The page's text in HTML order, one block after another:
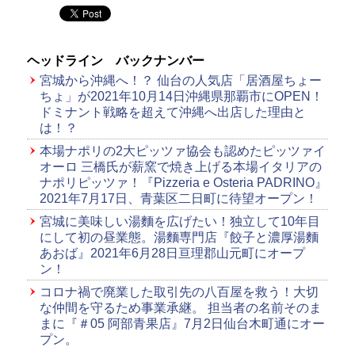
ヘッドライン バックナンバー
宮城から沖縄へ！？ 仙台の人気店「居酒屋ちょー
ちょ」が2021年10月14日沖縄県那覇市にOPEN！
ドミナント戦略を超えて沖縄へ出店した理由と
は！？
本場ナポリの2大ピッツァ協会も認めたピッツァイ
オーロ 三橋氏が薪窯で焼き上げる本場イタリアの
ナポリピッツァ！『Pizzeria e Osteria PADRINO』
2021年7月17日、青葉区二日町に待望オープン！
宮城に美味しい湯麵を広げたい！独立して10年目
にして初の昼業態。湯麵専門店『餃子と濃厚湯麵
あおば』2021年6月28日亘理郡山元町にオープ
ン！
コロナ禍で廃業した取引先の八百屋を救う！大切
な仲間を守るため事業承継。 担当者の名前そのま
まに『＃05 阿部青果店』7月2日仙台木町通にオー
プン。